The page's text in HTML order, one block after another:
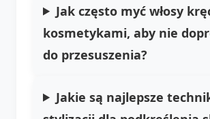
Jak często myćwłosy
kosmetykami, aby nie
do przesuszenia?
Jakie są najlepsze